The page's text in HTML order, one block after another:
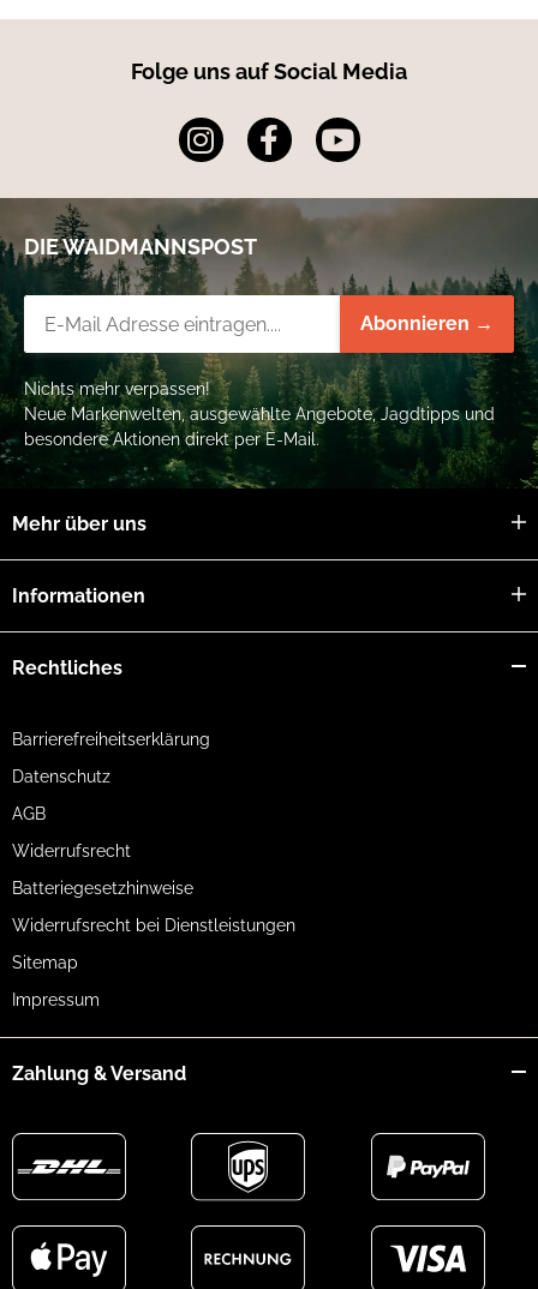
Folge uns auf Social Media
DIE WAIDMANNSPOST
Abonnieren →
Nichts mehr verpassen!
Neue Markenwelten, ausgewählte Angebote, Jagdtipps und
besondere Aktionen direkt per E-Mail.
Mehr über uns
Informationen
Rechtliches
Barrierefreiheitserklärung
Datenschutz
AGB
Widerrufsrecht
Batteriegesetzhinweise
Widerrufsrecht bei Dienstleistungen
Sitemap
Impressum
Zahlung & Versand